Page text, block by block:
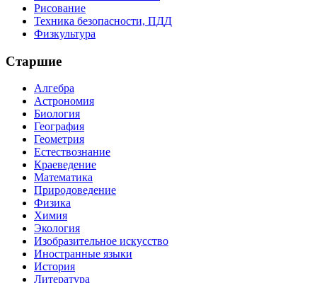
Рисование
Техника безопасности, ПДД
Физкультура
Старшие
Алгебра
Астрономия
Биология
География
Геометрия
Естествознание
Краеведение
Математика
Природоведение
Физика
Химия
Экология
Изобразительное искусство
Иностранные языки
История
Литература